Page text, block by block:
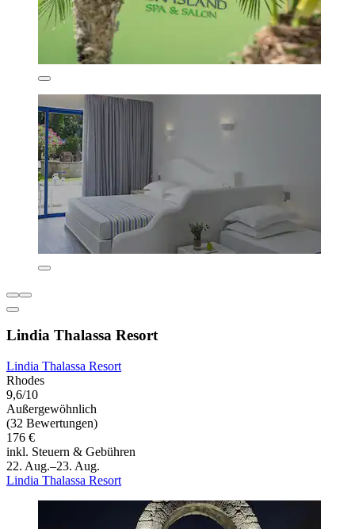
Lindia Thalassa Resort
Lindia Thalassa Resort
Rhodes
9,6/10
Außergewöhnlich
(32 Bewertungen)
176 €
inkl. Steuern & Gebühren
22. Aug.–23. Aug.
Lindia Thalassa Resort